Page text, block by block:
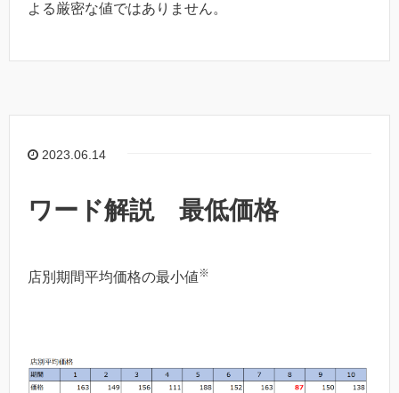
よる厳密な値ではありません。
2023.06.14
ワード解説 最低価格
店別期間平均価格の最小値※